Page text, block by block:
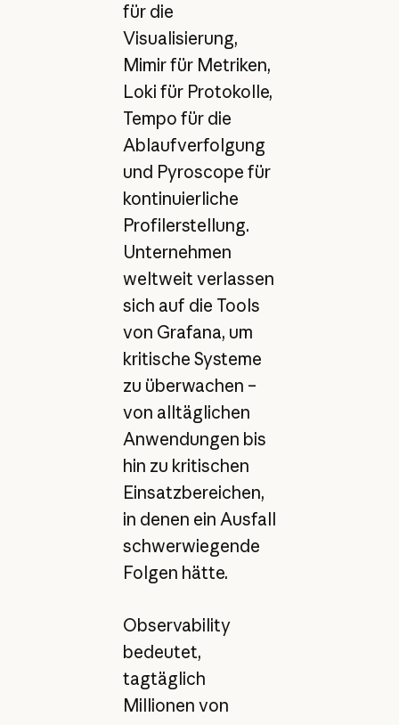
für die
Visualisierung,
Mimir für Metriken,
Loki für Protokolle,
Tempo für die
Ablaufverfolgung
und Pyroscope für
kontinuierliche
Profilerstellung.
Unternehmen
weltweit verlassen
sich auf die Tools
von Grafana, um
kritische Systeme
zu überwachen –
von alltäglichen
Anwendungen bis
hin zu kritischen
Einsatzbereichen,
in denen ein Ausfall
schwerwiegende
Folgen hätte.
Observability
bedeutet,
tagtäglich
Millionen von